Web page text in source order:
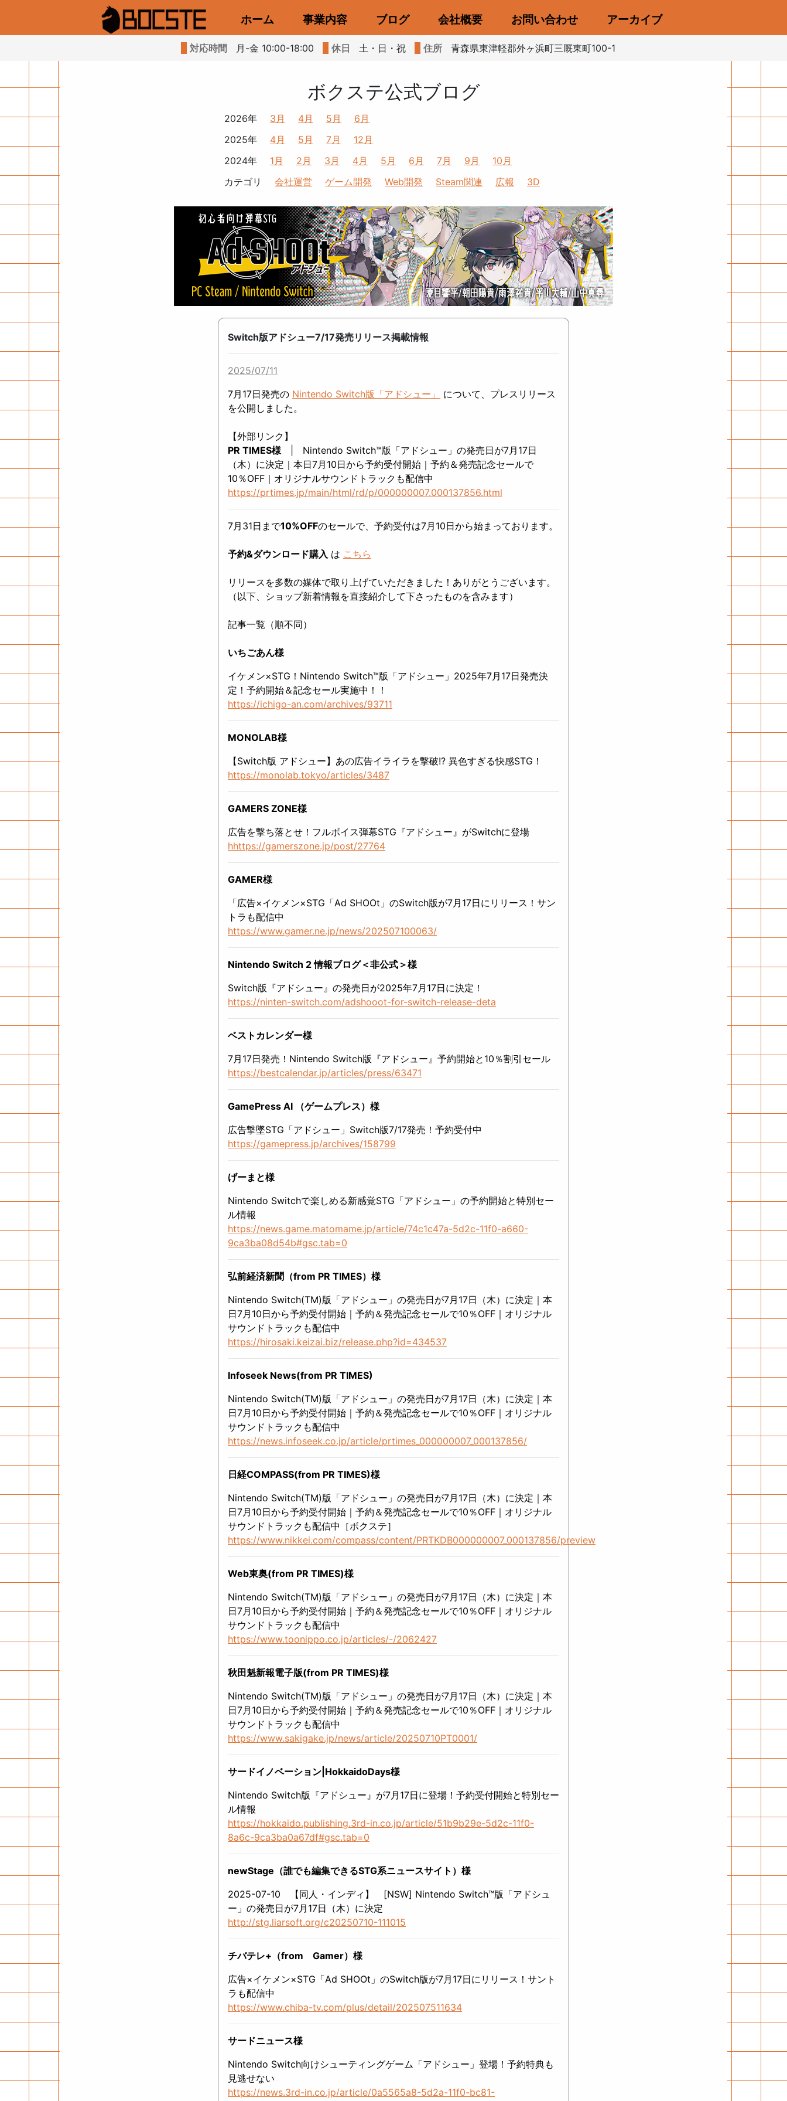
ホーム 事業内容 ブログ 会社概要 お問い合わせ アーカイブ
対応時間 月-金 10:00-18:00 休日 土・日・祝 住所 青森県東津軽郡外ヶ浜町三厩東町100-1
ボクステ公式ブログ
2026年 3月 4月 5月
6月
2025年
4月 5月 7月
12月
2024年
1月 2月 3月 4月 5月 6月 7月 9月
10月
カテゴリ
会社運営 ゲーム開発 Web開発 Steam関連 広報 3D
Switch版アドシュー7/17発売リリース掲載情報
2025/07/11
7月17日発売の Nintendo Switch版「アドシュー」
について、プレスリリース
を公開しました。
【外部リンク】
PR TIMES様| Nintendo Switch™版「アドシュー」の発売日が7月17日
（木）に決定｜本日7月10日から予約受付開始｜予約＆発売記念セールで
10％OFF｜オリジナルサウンドトラックも配信中
https://prtimes.jp/main/html/rd/p/000000007.000137856.html
7月31日まで10%OFFのセールで、予約受付は7月10日から始まっております。
予約&ダウンロード購入 は こちら
リリースを多数の媒体で取り上げていただきました！ありがとうございます。
（以下、ショップ新着情報を直接紹介して下さったものを含みます）
記事一覧（順不同）
いちごあん様
イケメン×STG！Nintendo Switch™版「アドシュー」2025年7月17日発売決
定！予約開始＆記念セール実施中！！
https://ichigo-an.com/archives/93711
MONOLAB様
【Switch版 アドシュー】あの広告イライラを撃破!? 異色すぎる快感STG！
https://monolab.tokyo/articles/3487
GAMERS ZONE様
広告を撃ち落とせ！フルボイス弾幕STG『アドシュー』がSwitchに登場
hhttps://gamerszone.jp/post/27764
GAMER様
「広告×イケメン×STG「Ad SHOOt」のSwitch版が7月17日にリリース！サン
トラも配信中
https://www.gamer.ne.jp/news/202507100063/
Nintendo Switch 2 情報ブログ＜非公式＞様
Switch版『アドシュー』の発売日が2025年7月17日に決定！
https://ninten-switch.com/adshooot-for-switch-release-deta
ベストカレンダー様
7月17日発売！Nintendo Switch版『アドシュー』予約開始と10％割引セール
https://bestcalendar.jp/articles/press/63471
GamePress AI （ゲームプレス）様
広告撃墜STG「アドシュー」Switch版7/17発売！予約受付中
https://gamepress.jp/archives/158799
げーまと様
Nintendo Switchで楽しめる新感覚STG「アドシュー」の予約開始と特別セー
ル情報
https://news.game.matomame.jp/article/74c1c47a-5d2c-11f0-a660-
9ca3ba08d54b#gsc.tab=0
弘前経済新聞（from PR TIMES）様
Nintendo Switch(TM)版「アドシュー」の発売日が7月17日（木）に決定｜本
日7月10日から予約受付開始｜予約＆発売記念セールで10％OFF｜オリジナル
サウンドトラックも配信中
https://hirosaki.keizai.biz/release.php?id=434537
Infoseek News(from PR TIMES)
Nintendo Switch(TM)版「アドシュー」の発売日が7月17日（木）に決定｜本
日7月10日から予約受付開始｜予約＆発売記念セールで10％OFF｜オリジナル
サウンドトラックも配信中
https://news.infoseek.co.jp/article/prtimes_000000007_000137856/
日経COMPASS(from PR TIMES)様
Nintendo Switch(TM)版「アドシュー」の発売日が7月17日（木）に決定｜本
日7月10日から予約受付開始｜予約＆発売記念セールで10％OFF｜オリジナル
サウンドトラックも配信中［ボクステ］
https://www.nikkei.com/compass/content/PRTKDB000000007_000137856/preview
Web東奥(from PR TIMES)様
Nintendo Switch(TM)版「アドシュー」の発売日が7月17日（木）に決定｜本
日7月10日から予約受付開始｜予約＆発売記念セールで10％OFF｜オリジナル
サウンドトラックも配信中
https://www.toonippo.co.jp/articles/-/2062427
秋田魁新報電子版(from PR TIMES)様
Nintendo Switch(TM)版「アドシュー」の発売日が7月17日（木）に決定｜本
日7月10日から予約受付開始｜予約＆発売記念セールで10％OFF｜オリジナル
サウンドトラックも配信中
https://www.sakigake.jp/news/article/20250710PT0001/
サードイノベーション|HokkaidoDays様
Nintendo Switch版『アドシュー』が7月17日に登場！予約受付開始と特別セー
ル情報
https://hokkaido.publishing.3rd-in.co.jp/article/51b9b29e-5d2c-11f0-
8a6c-9ca3ba0a67df#gsc.tab=0
newStage（誰でも編集できるSTG系ニュースサイト）様
2025-07-10 【同人・インディ】 [NSW] Nintendo Switch™版「アドシュ
ー」の発売日が7月17日（木）に決定
http://stg.liarsoft.org/c20250710-111015
チバテレ+（from Gamer）様
広告×イケメン×STG「Ad SHOOt」のSwitch版が7月17日にリリース！サント
ラも配信中
https://www.chiba-tv.com/plus/detail/202507511634
サードニュース様
Nintendo Switch向けシューティングゲーム「アドシュー」登場！予約特典も
見逃せない
https://news.3rd-in.co.jp/article/0a5565a8-5d2a-11f0-bc81-